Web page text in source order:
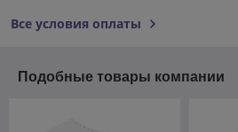
Все условия оплаты
Подобные товары компании